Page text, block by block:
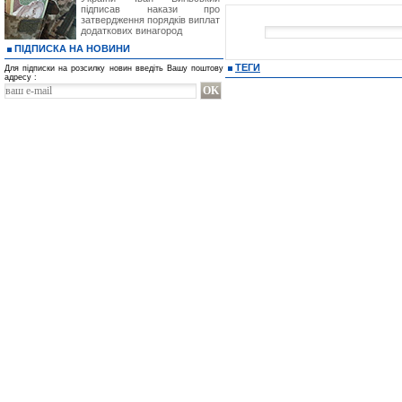
ТЕГИ
підписав накази про
затвердження порядків виплат
додаткових винагород
ПІДПИСКА НА НОВИНИ
Для підписки на розсилку новин введіть Вашу поштову
адресу :